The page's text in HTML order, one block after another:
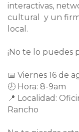
interactivas,
cultural y un
local.
¡No te lo puedes
📅 Viernes 16 de
🕗 Hora: 8-9am
📍 Localidad:
Rancho